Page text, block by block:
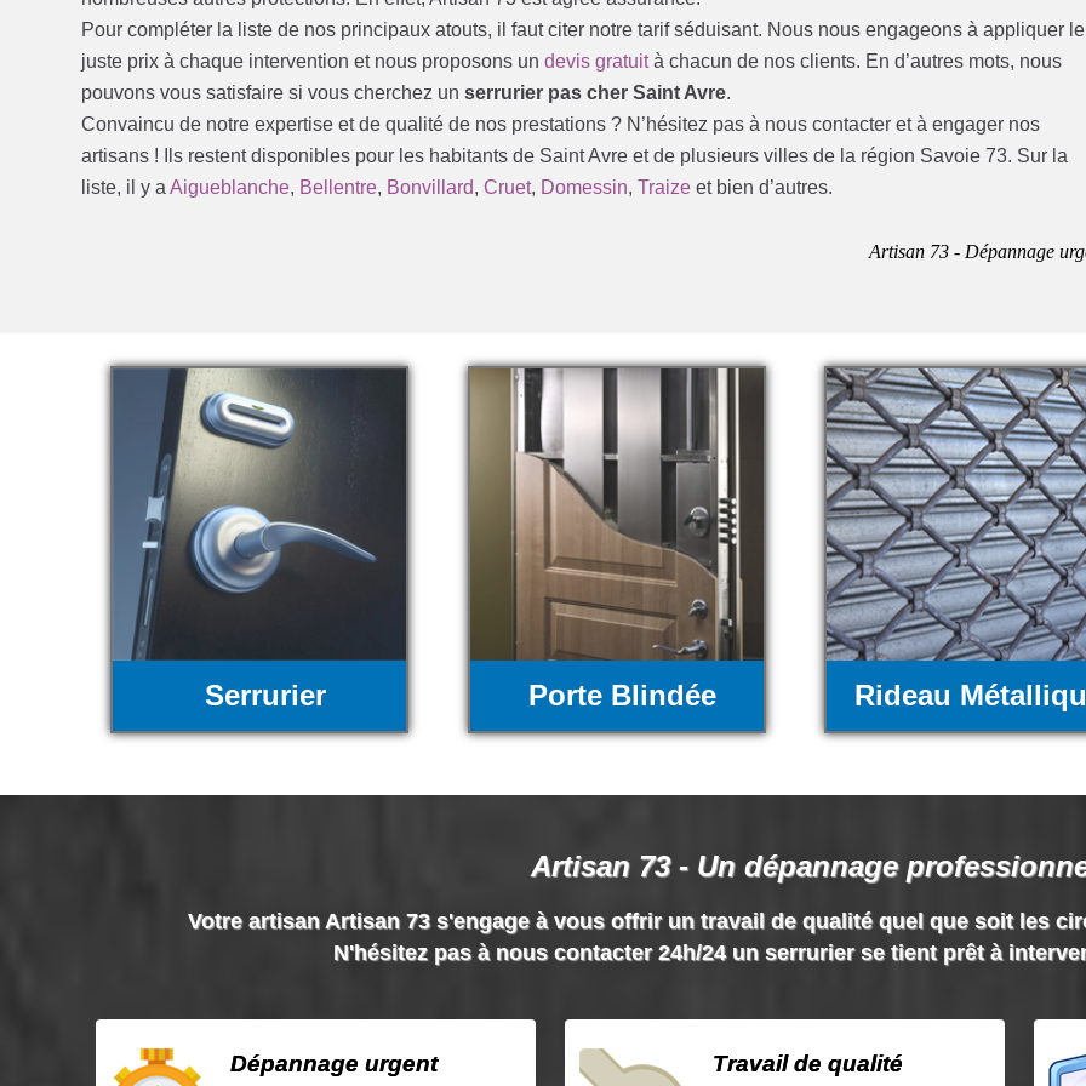
Pour compléter la liste de nos principaux atouts, il faut citer notre tarif séduisant. Nous nous engageons à appliquer le
juste prix à chaque intervention et nous proposons undevis gratuità chacun de nos clients. En d’autres mots, nous
pouvons vous satisfaire si vous cherchez unserrurier pas cher Saint Avre.
Convaincu de notre expertise et de qualité de nos prestations ? N’hésitez pas à nous contacter et à engager nos
artisans ! Ils restent disponibles pour les habitants de Saint Avre et de plusieurs villes de la région Savoie 73. Sur la
liste, il y aAigueblanche, Bellentre, Bonvillard,Cruet, Domessin,Traize et bien d’autres.
Artisan 73 - Dépannage
Serrurier Porte Blindée Rideau
Artisan 73 - Un dépannage
Votre artisan Artisan 73 s'engage à vous offrir un travail de qualité quel que soit les
N'hésitez pas à nous contacter 24h/24 un serrurier se tient prêt à
Dépannage urgent Travail de qualité